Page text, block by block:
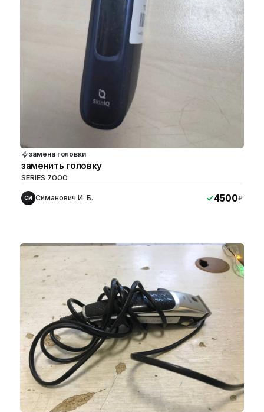
замена головки
заменить головку
SERIES 7000
СИ Симанович И. Б. 4500₽